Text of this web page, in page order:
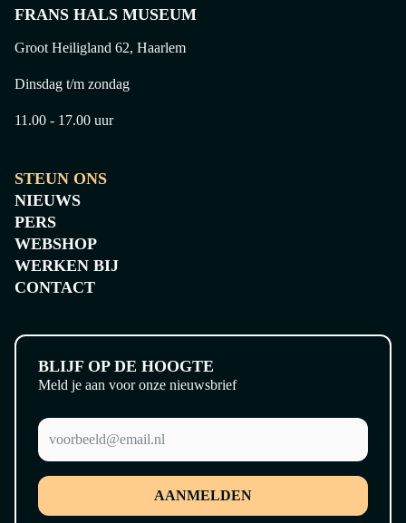
FRANS HALS MUSEUM
Groot Heiligland 62, Haarlem
Dinsdag t/m zondag
11.00 - 17.00 uur
STEUN ONS
NIEUWS
PERS
WEBSHOP
WERKEN BIJ
CONTACT
BLIJF OP DE HOOGTE
Meld je aan voor onze nieuwsbrief
AANMELDEN